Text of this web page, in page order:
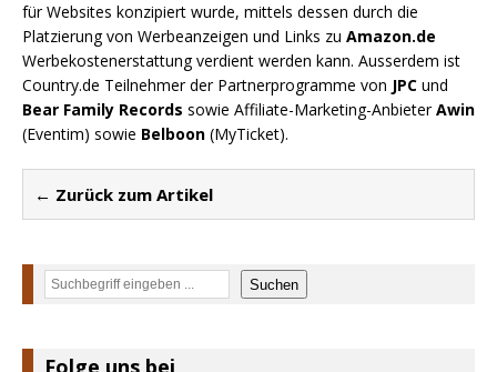
für Websites konzipiert wurde, mittels dessen durch die
Platzierung von Werbeanzeigen und Links zu Amazon.de
Werbekostenerstattung verdient werden kann. Ausserdem ist
Country.de Teilnehmer der Partnerprogramme von JPC und
Bear Family Records sowie Affiliate-Marketing-AnbieterAwin
(Eventim) sowie Belboon (MyTicket).
← Zurück zum Artikel
Suchen Suchen